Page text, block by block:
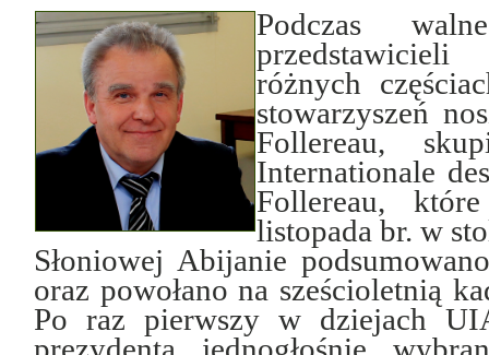
Podczas
różnych
stowarzyszeń
Follereau,
Internationale
Follereau,
listopada br. w
Słoniowej Abijanie
oraz powołano na sześcioletnią
Po raz pierwszy w dziejach